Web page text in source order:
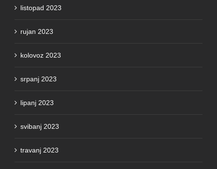
listopad 2023
rujan 2023
kolovoz 2023
srpanj 2023
lipanj 2023
svibanj 2023
travanj 2023